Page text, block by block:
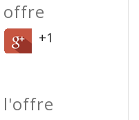
offre
+1
l'offre